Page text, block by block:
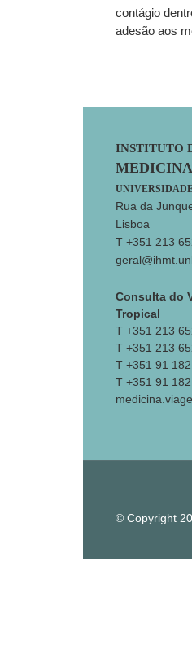
contágio
adesão aos
Footer
INSTITUTO
Rua da
Lisboa
T +351 213
Consulta do
Tropical
T +351 213
T +351 213
T +351 91
T +351 91
© Copyright